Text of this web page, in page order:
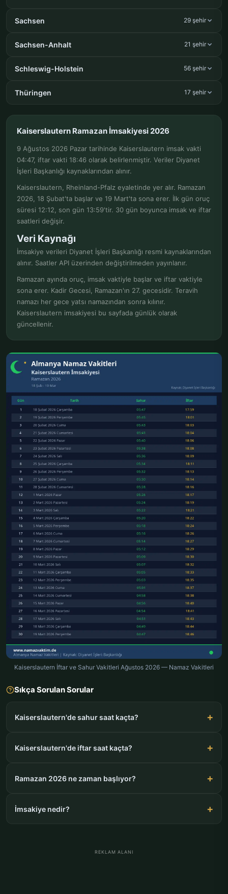
Sachsen 29 şehir
Sachsen-Anhalt 21 şehir
Schleswig-Holstein 56 şehir
Thüringen 17 şehir
Kaiserslautern Ramazan İmsakiyesi 2026
9 Ağustos 2026 Pazar tarihinde Kaiserslautern imsak vakti
04:47, iftar vakti 18:46 olarak belirlenmiştir. Veriler Diyanet
İşleri Başkanlığı kaynaklarından alınır.
Kaiserslautern, Rheinland-Pfalz eyaletinde yer alır. Ramazan
2026, 18 Şubat'ta başlar ve 19 Mart'ta sona erer. İlk gün oruç
süresi 12:12, son gün 13:59'tir. 30 gün boyunca imsak ve iftar
saatleri değişir.
Veri Kaynağı
İmsakiye verileri Diyanet İşleri Başkanlığı resmi kaynaklarından
alınır. Saatler API üzerinden değiştirilmeden yayınlanır.
Ramazan ayında oruç, imsak vaktiyle başlar ve iftar vaktiyle
sona erer. Kadir Gecesi, Ramazan'ın 27. gecesidir. Teravih
namazı her gece yatsı namazından sonra kılınır.
Kaiserslautern imsakiyesi bu sayfada günlük olarak
güncellenir.
Kaiserslautern İftar ve Sahur Vakitleri Ağustos 2026 — Namaz Vakitleri
Sıkça Sorulan Sorular
Kaiserslautern'de sahur saat kaçta?
Kaiserslautern'de iftar saat kaçta?
Ramazan 2026 ne zaman başlıyor?
İmsakiye nedir?
REKLAM ALANI